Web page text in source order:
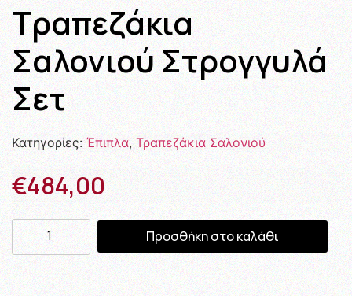
Τραπεζάκια
Σαλονιού Στρογγυλά
Σετ
Κατηγορίες:Έπιπλα,Τραπεζάκια Σαλονιού
€484,00
Προσθήκη στο καλάθι